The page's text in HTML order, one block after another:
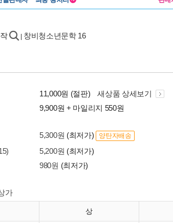
창비청소년문학 16
11,000원 (절판)
새상품 상세보기
9,900원 + 마일리지 550원
5,300원 (최저가) 양탄자배송
5,200원 (최저가)
980원 (최저가)
가
상